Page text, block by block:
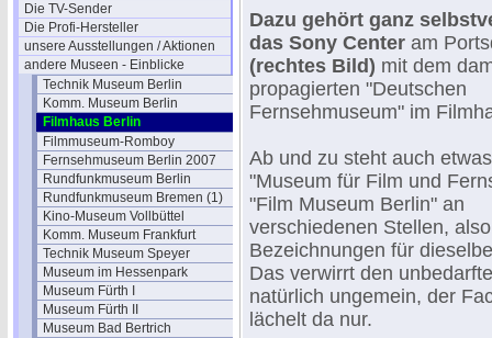
Die TV-Sender
Die Profi-Hersteller
unsere Ausstellungen / Aktionen
andere Museen - Einblicke
Technik Museum Berlin
Komm. Museum Berlin
Filmhaus Berlin
Filmmuseum-Romboy
Fernsehmuseum Berlin 2007
Rundfunkmuseum Berlin
Rundfunkmuseum Bremen (1)
Kino-Museum Vollbüttel
Komm. Museum Frankfurt
Technik Museum Speyer
Museum im Hessenpark
Museum Fürth I
Museum Fürth II
Museum Bad Bertrich
Dazu gehört ganz
das Sony Center am
(rechtes Bild) mit dem
propagierten "Deutschen
Fernsehmuseum" im
Ab und zu steht auch
"Museum für Film und
"Film Museum Berlin" an
verschiedenen Stellen,
Bezeichnungen für
Das verwirrt den
natürlich ungemein, der
lächelt da nur.